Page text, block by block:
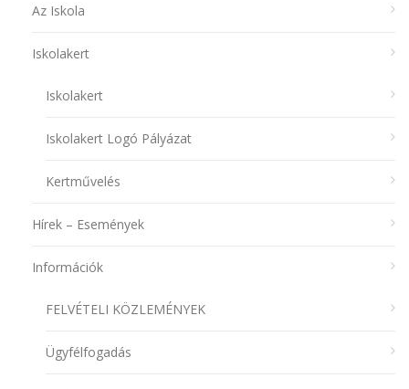
Az Iskola
Iskolakert
Iskolakert
Iskolakert Logó Pályázat
Kertművelés
Hírek – Események
Információk
FELVÉTELI KÖZLEMÉNYEK
Ügyfélfogadás